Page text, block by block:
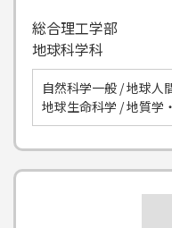
総合理工学部
地球科学科
自然科学一般 / 地球人
地球生命科学 / 地質学